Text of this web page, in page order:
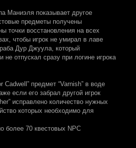
Маниэля показывает другое
предметы получены
точки восстановления на всех
чтобы игрок не умирал в лаве
Дур Джуула, который
не отпускал сразу при логине игрока
предмет “Varnish” в воде
если его забрал другой игрок
исправлено количество нужных
которых необходимо для
более 70 квестовых NPC